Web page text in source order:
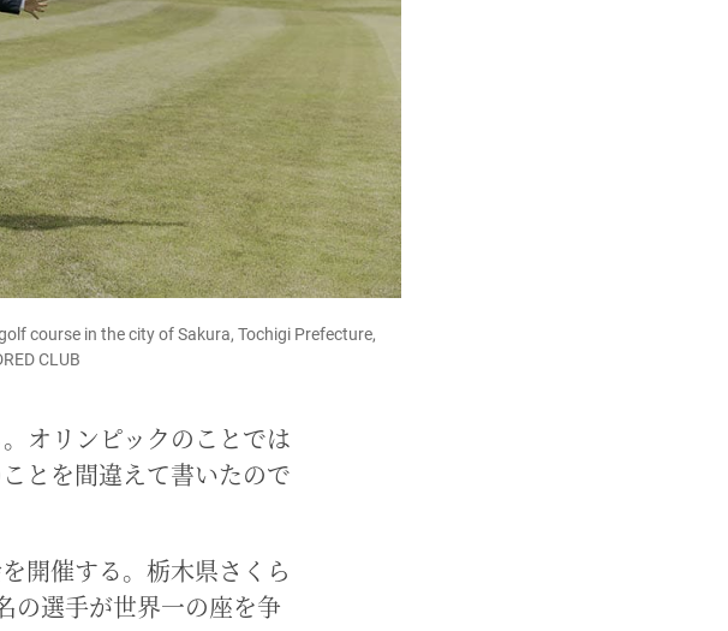
course in the city of Sakura, Tochigi Prefecture,
CLUB
オリンピックのことでは
とを間違えて書いたので
開催する。栃木県さくら
の選手が世界一の座を争